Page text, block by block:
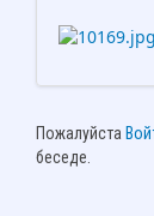
Пожалуйста
беседе.